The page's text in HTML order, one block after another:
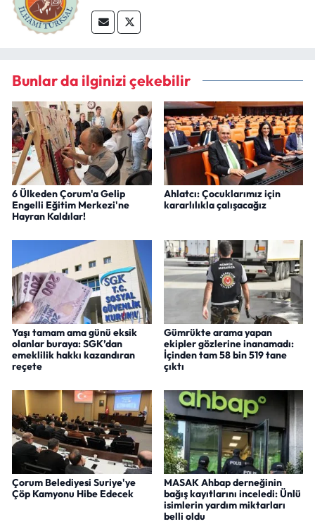
Bunlar da ilginizi çekebilir
6 Ülkeden Çorum'a Gelip
Engelli Eğitim Merkezi'ne
Hayran Kaldılar!
Ahlatcı: Çocuklarımız için
kararlılıkla çalışacağız
Yaşı tamam ama günü eksik
olanlar buraya: SGK’dan
emeklilik hakkı kazandıran
reçete
Gümrükte arama yapan
ekipler gözlerine inanamadı:
İçinden tam 58 bin 519 tane
çıktı
Çorum Belediyesi Suriye'ye
Çöp Kamyonu Hibe Edecek
MASAK Ahbap derneğinin
bağış kayıtlarını inceledi: Ünlü
isimlerin yardım miktarları
belli oldu